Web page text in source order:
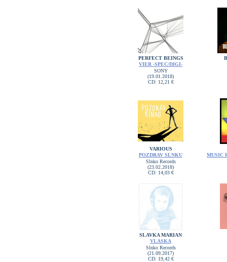
PERFECT BEINGS
VIER -SPEC/DIGI-
SONY
(19.01.2018)
CD: 12,21 €
VARIOUS
POZDRAV SLNKU
Slnko Records
(23.02.2018)
CD: 14,03 €
MUSIC
SLAVKA MARIAN
VLASKA
Slnko Records
(21.09.2017)
CD: 19,42 €